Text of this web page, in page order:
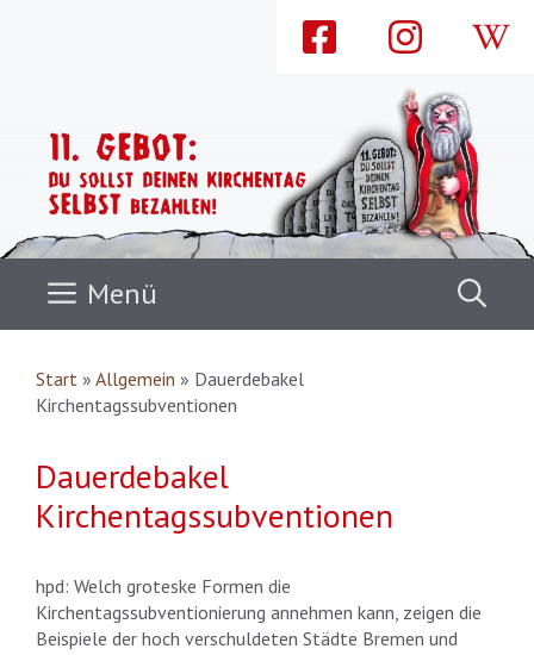
Menü
Start » Allgemein » Dauerdebakel
Kirchentagssubventionen
Dauerdebakel
Kirchentagssubventionen
hpd: Welch groteske Formen die
Kirchentagssubventionierung annehmen kann, zeigen die
Beispiele der hoch verschuldeten Städte Bremen und